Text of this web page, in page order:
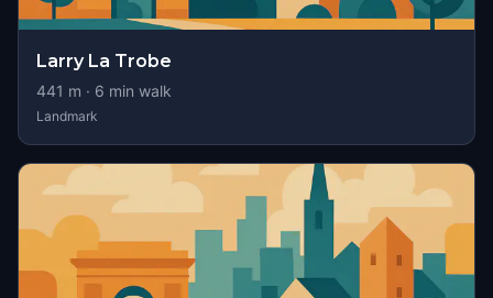
Larry La Trobe
441 m · 6 min walk
Landmark